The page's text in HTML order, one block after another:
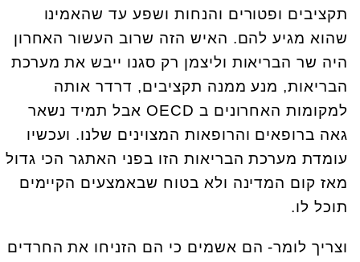
תקציבים ופטורים והנחות ושפע עד שהאמינו
שהוא מגיע להם. האיש הזה שרוב העשור האחרון
היה שר הבריאות וליצמן רק סגנו ייבש את מערכת
הבריאות, מנע ממנה תקציבים, דרדר אותה
למקומות האחרונים ב OECD אבל תמיד נשאר
גאה ברופאים והרופאות המצוינים שלנו. ועכשיו
עומדת מערכת הבריאות הזו בפני האתגר הכי גדול
מאז קום המדינה ולא בטוח שבאמצעים הקיימים
תוכל לו.
וצריך לומר- הם אשמים כי הם הזניחו את החרדים